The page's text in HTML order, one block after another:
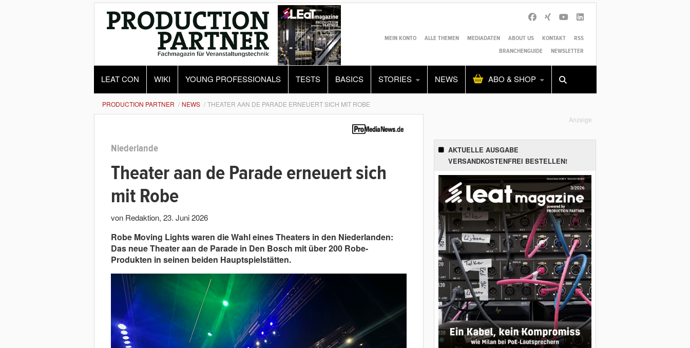
MEIN KONTO ALLE THEMEN MEDIADATEN ABOUT US KONTAKT
RSS
BRANCHENGUIDE
NEWSLETTER
LEAT CON WIKI YOUNG PROFESSIONALS TESTS BASICS STORIES NEWS ABO & SHOP
Alles Shop SUCHEN
PRODUCTION PARTNER NEWS THEATER AAN DE PARADE ERNEUERT SICH MIT ROBE
Niederlande
Theater aan de Parade erneuert sich
mit Robe
von Redaktion, 23. Juni 2026
Robe Moving Lights waren die Wahl eines Theaters in den Niederlanden:
Das neue Theater aan de Parade in Den Bosch mit über 200 Robe-
Produkten in seinen beiden Hauptspielstätten.
Anzeige
AKTUELLE AUSGABE
VERSANDKOSTENFREI BESTELLEN!